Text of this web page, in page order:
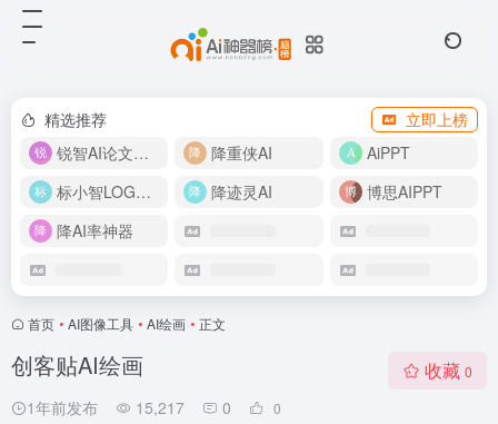
精选推荐
立即上榜
锐智AI论文生成
降重侠AI
AiPPT
标小智LOGO设计
降迹灵AI
博思AIPPT
降AI率神器
首页 • AI图像工具 • AI绘画 • 正文
创客贴AI绘画
1年前发布 15,217 0 0
收藏 0